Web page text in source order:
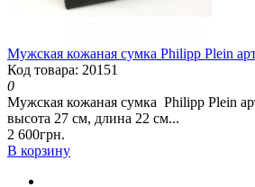
Мужская кожаная сумка Philipp Plein
Код товара: 20151
0
Мужская кожаная сумка Philipp Plein
высота 27 см, длина 22 см...
2 600грн.
В корзину